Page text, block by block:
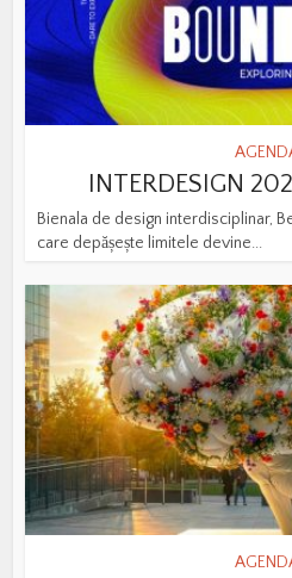
INTERDESIGN
Bienala de design interdisciplinar,
care depășește limitele devine...